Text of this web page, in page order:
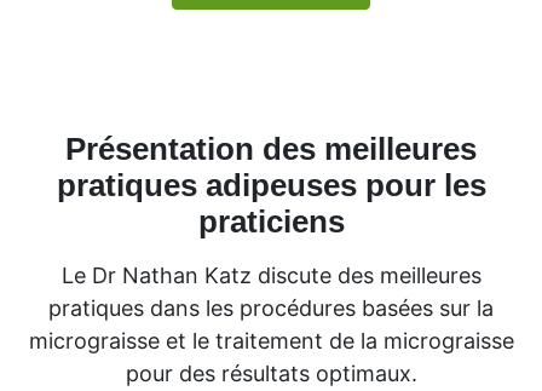
Présentation des meilleures
pratiques adipeuses pour les
praticiens
Le Dr Nathan Katz discute des meilleures
pratiques dans les procédures basées sur la
micrograisse et le traitement de la micrograisse
pour des résultats optimaux.